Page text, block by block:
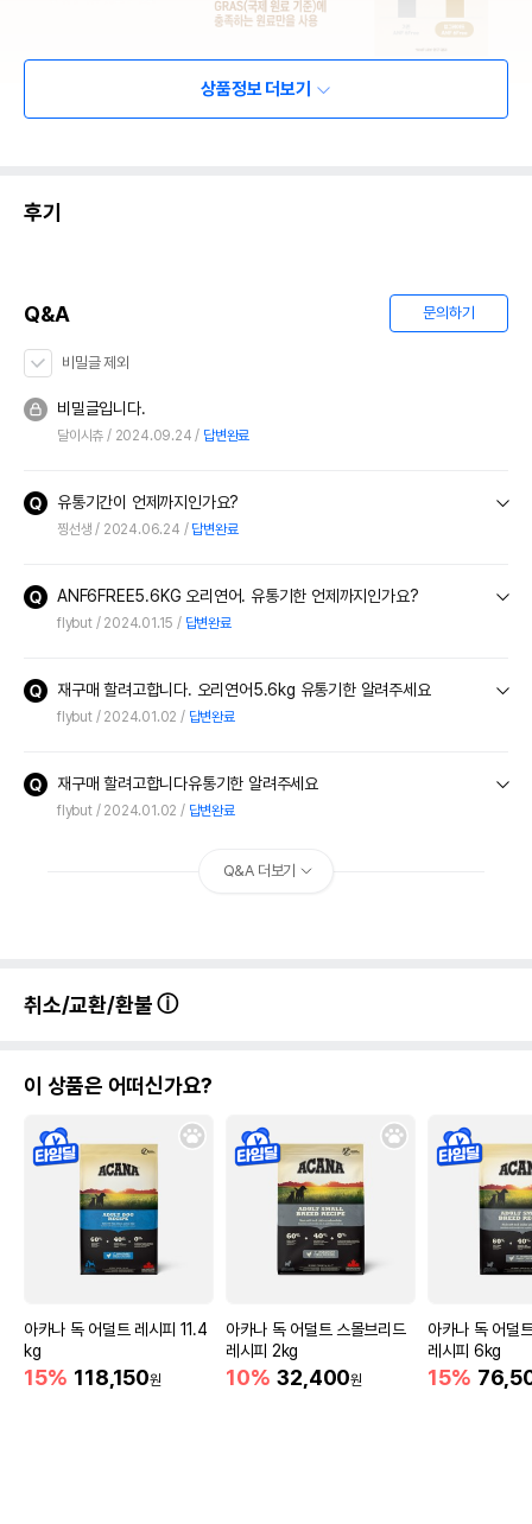
상품정보 더보기
후기
Q&A 문의하기
비밀글 제외
비밀글입니다.
달이시츄 2024.09.24 답변완료
유통기간이 언제까지인가요?
찡선생 2024.06.24 답변완료
ANF6FREE5.6KG 오리연어. 유통기한 언제까지인가요?
flybut 2024.01.15 답변완료
재구매 할려고합니다. 오리연어5.6kg 유통기한 알려주세요
flybut 2024.01.02 답변완료
재구매 할려고합니다유통기한 알려주세요
flybut 2024.01.02 답변완료
Q&A 더보기
취소/교환/환불
이 상품은 어떠신가요?
아카나 독 어덜트 레시피 11.4
kg
15% 118,150원
아카나 독 어덜트 스몰브리드
레시피 2kg
10% 32,400원
아카나 독 어덜
레시피 6kg
15%